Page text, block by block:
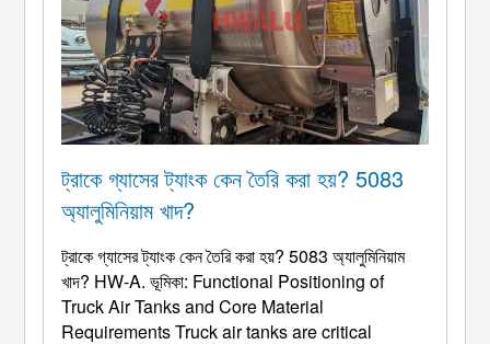
ট্রাকে গ্যাসের ট্যাংক কেন তৈরি করা হয়? 5083
অ্যালুমিনিয়াম খাদ?
ট্রাকে গ্যাসের ট্যাংক কেন তৈরি করা হয়? 5083 অ্যালুমিনিয়াম
খাদ? HW-A. ভূমিকা: Functional Positioning of
Truck Air Tanks and Core Material
Requirements Truck air tanks are critical